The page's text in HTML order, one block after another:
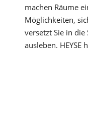
machen Räume
Möglichkeiten,
versetzt Sie in
ausleben. HEYSE